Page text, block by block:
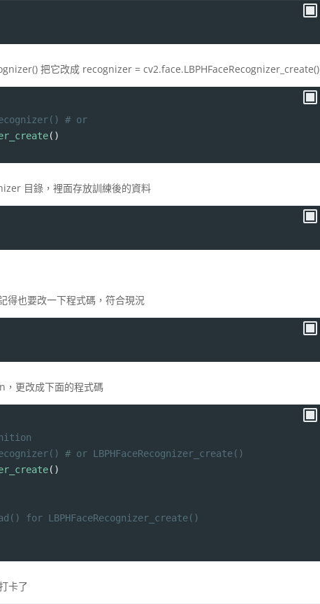
把它改成 recognizer = cv2.face.LBPHFaceRecognizer_create()
# or
()
目錄，裡面存放訓練後的資料
得也要改一下程式碼，符合現況
更改成下面的程式碼
# or LBPHFaceRecognizer_create()
()
for LBPHFaceRecognizer_create()
卡了